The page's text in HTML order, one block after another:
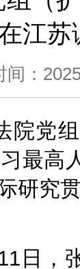
闻 > 正文
开
布时
事